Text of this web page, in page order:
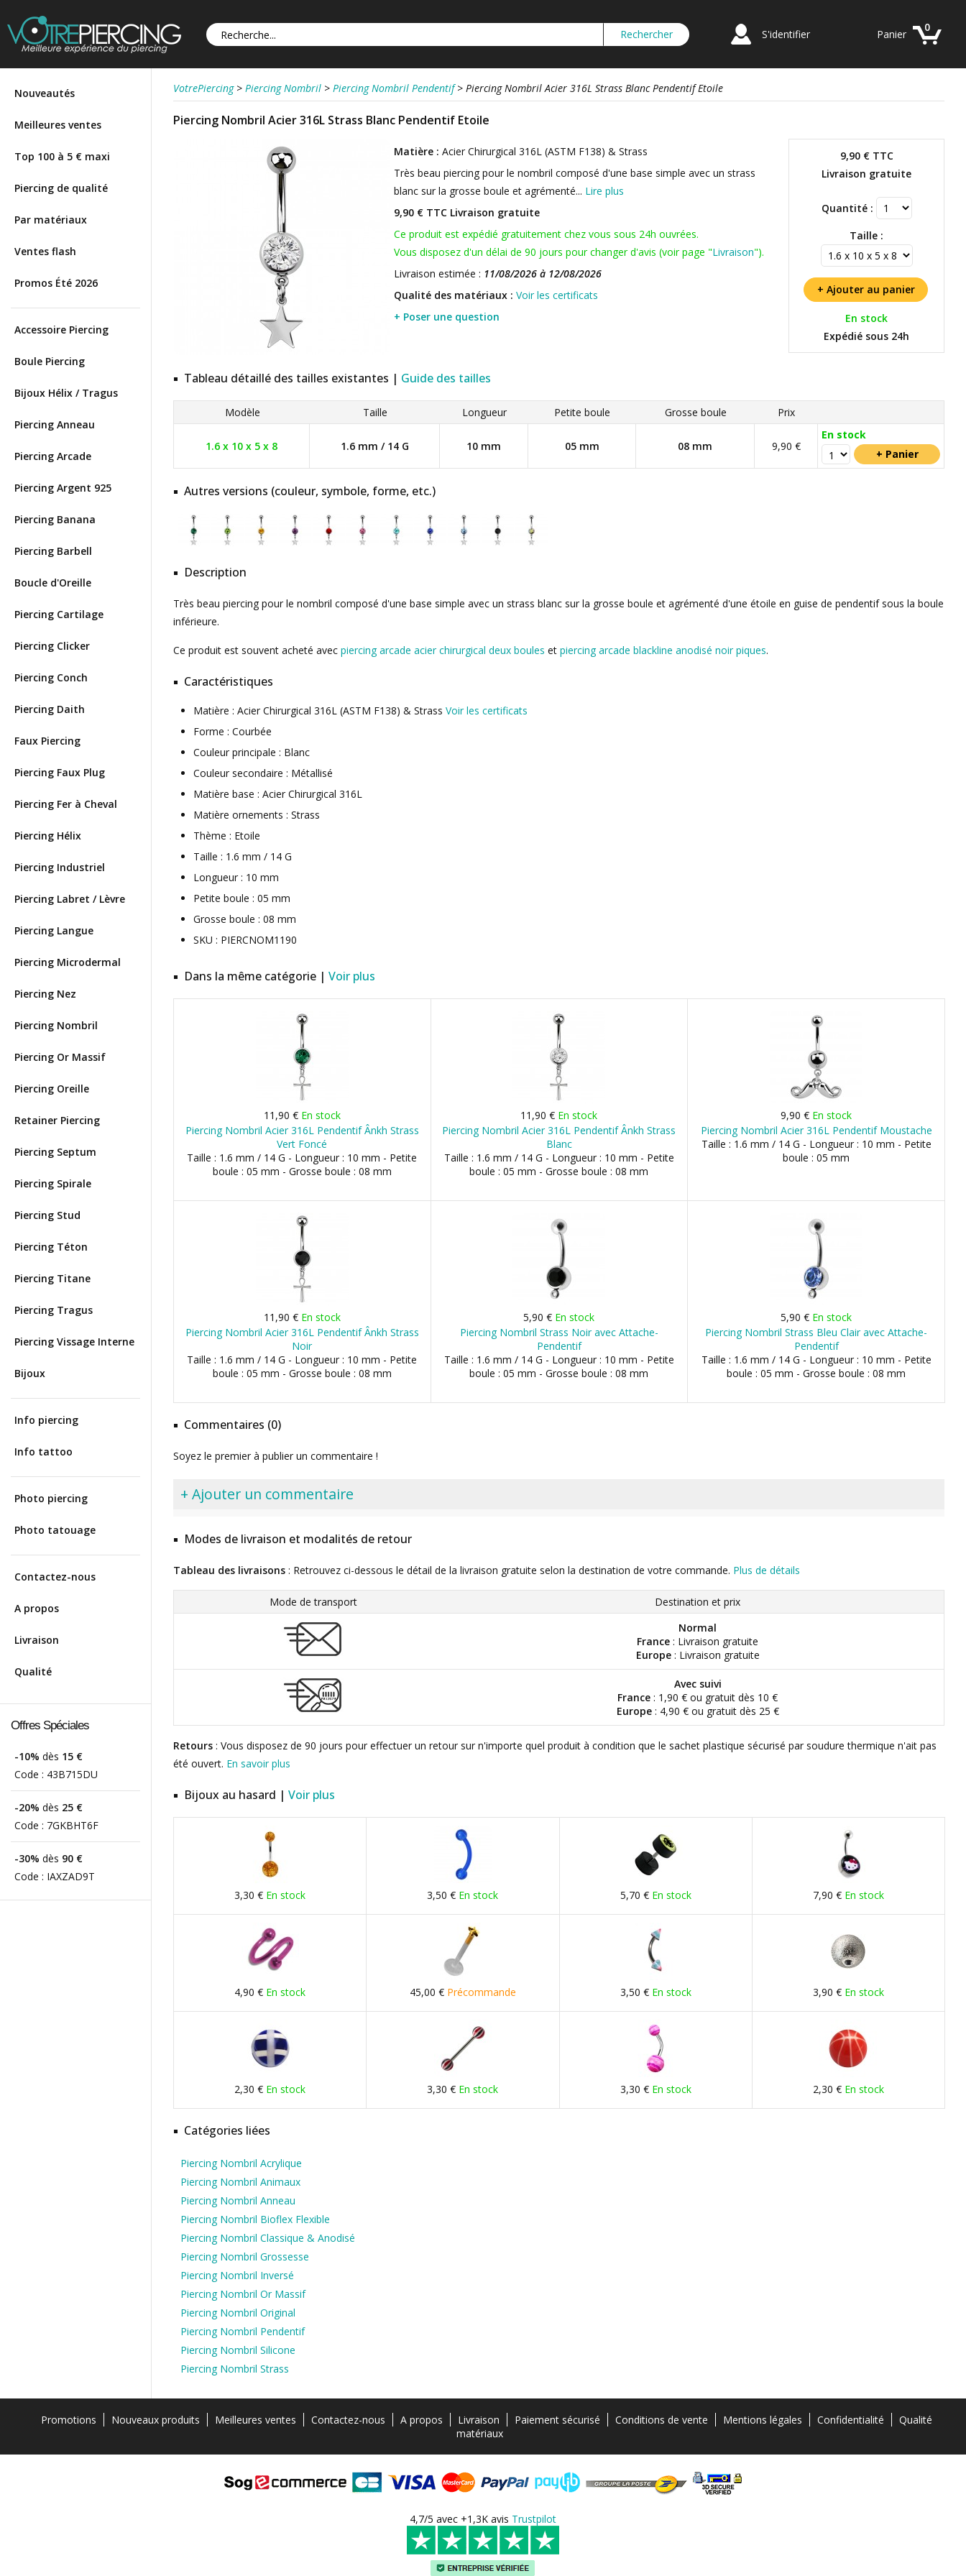
S'identifier
0
Panier
Nouveautés
Meilleures ventes
Top 100 à 5 € maxi
Piercing de qualité
Par matériaux
Ventes flash
Promos Été 2026
Accessoire Piercing
Boule Piercing
Bijoux Hélix / Tragus
Piercing Anneau
Piercing Arcade
Piercing Argent 925
Piercing Banana
Piercing Barbell
Boucle d'Oreille
Piercing Cartilage
Piercing Clicker
Piercing Conch
Piercing Daith
Faux Piercing
Piercing Faux Plug
Piercing Fer à Cheval
Piercing Hélix
Piercing Industriel
Piercing Labret / Lèvre
Piercing Langue
Piercing Microdermal
Piercing Nez
Piercing Nombril
Piercing Or Massif
Piercing Oreille
Retainer Piercing
Piercing Septum
Piercing Spirale
Piercing Stud
Piercing Téton
Piercing Titane
Piercing Tragus
Piercing Vissage Interne
Bijoux
Info piercing
Info tattoo
Photo piercing
Photo tatouage
Contactez-nous
A propos
Livraison
Qualité
Offres Spéciales
-10% dès 15 €
Code : 43B715DU
-20% dès 25 €
Code : 7GKBHT6F
-30% dès 90 €
Code : IAXZAD9T
VotrePiercing > Piercing Nombril > Piercing Nombril Pendentif > Piercing Nombril Acier 316L Strass Blanc Pendentif Etoile
Piercing Nombril Acier 316L Strass Blanc Pendentif Etoile
9,90 €TTC
Livraison gratuite
Quantité :
Taille :
En stock
Expédié sous 24h
Matière : Acier Chirurgical 316L (ASTM F138) & Strass
Très beau piercing pour le nombril composé d'une base simple avec un strass
blanc sur la grosse boule et agrémenté... Lire plus
9,90 € TTC Livraison gratuite
Ce produit est expédié gratuitement chez vous sous 24h ouvrées.
Vous disposez d'un délai de 90 jours pour changer d'avis (voir page "Livraison").
Livraison estimée : 11/08/2026 à 12/08/2026
Qualité des matériaux : Voir les certificats
+ Poser une question
Tableau détaillé des tailles existantes | Guide des tailles
Modèle Taille Longueur Petite boule Grosse boule Prix
1.6 x 10 x 5 x 8 1.6 mm / 14 G 10 mm 05 mm 08 mm 9,90 €
En stock
Autres versions (couleur, symbole, forme, etc.)
Description
Très beau piercing pour le nombril composé d'une base simple avec un strass blanc sur la grosse boule et agrémenté d'une étoile en guise de pendentif sous la boule
inférieure.
Ce produit est souvent acheté avec piercing arcade acier chirurgical deux boules et piercing arcade blackline anodisé noir piques.
Caractéristiques
Matière : Acier Chirurgical 316L (ASTM F138) & Strass Voir les certificats
Forme : Courbée
Couleur principale : Blanc
Couleur secondaire : Métallisé
Matière base : Acier Chirurgical 316L
Matière ornements : Strass
Thème : Etoile
Taille : 1.6 mm / 14 G
Longueur : 10 mm
Petite boule : 05 mm
Grosse boule : 08 mm
SKU : PIERCNOM1190
Dans la même catégorie | Voir plus
11,90 € En stock
Piercing Nombril Acier 316L Pendentif Ânkh Strass
Vert Foncé
Taille : 1.6 mm / 14 G - Longueur : 10 mm - Petite
boule : 05 mm - Grosse boule : 08 mm
11,90 € En stock
Piercing Nombril Acier 316L Pendentif Ânkh Strass
Blanc
Taille : 1.6 mm / 14 G - Longueur : 10 mm - Petite
boule : 05 mm - Grosse boule : 08 mm
9,90 € En stock
Piercing Nombril Acier 316L Pendentif Moustache
Taille : 1.6 mm / 14 G - Longueur : 10 mm - Petite
boule : 05 mm
11,90 € En stock
Piercing Nombril Acier 316L Pendentif Ânkh Strass
Noir
Taille : 1.6 mm / 14 G - Longueur : 10 mm - Petite
boule : 05 mm - Grosse boule : 08 mm
5,90 € En stock
Piercing Nombril Strass Noir avec Attache-
Pendentif
Taille : 1.6 mm / 14 G - Longueur : 10 mm - Petite
boule : 05 mm - Grosse boule : 08 mm
5,90 € En stock
Piercing Nombril Strass Bleu Clair avec Attache-
Pendentif
Taille : 1.6 mm / 14 G - Longueur : 10 mm - Petite
boule : 05 mm - Grosse boule : 08 mm
Commentaires (0)
Soyez le premier à publier un commentaire !
+ Ajouter un commentaire
Modes de livraison et modalités de retour
Tableau des livraisons : Retrouvez ci-dessous le détail de la livraison gratuite selon la destination de votre commande. Plus de détails
Mode de transport
Destination et prix
Normal
France : Livraison gratuite
Europe: Livraison gratuite
Avec suivi
France : 1,90 € ou gratuit dès 10 €
Europe: 4,90 € ou gratuit dès 25 €
Retours : Vous disposez de 90 jours pour effectuer un retour sur n'importe quel produit à condition que le sachet plastique sécurisé par soudure thermique n'ait pas
été ouvert. En savoir plus
Bijoux au hasard | Voir plus
3,30 € En stock 3,50 € En stock 5,70 € En stock 7,90 € En stock
4,90 € En stock 45,00 € Précommande 3,50 € En stock 3,90 € En stock
2,30 € En stock 3,30 € En stock 3,30 € En stock 2,30 € En stock
Catégories liées
Piercing Nombril Acrylique
Piercing Nombril Animaux
Piercing Nombril Anneau
Piercing Nombril Bioflex Flexible
Piercing Nombril Classique & Anodisé
Piercing Nombril Grossesse
Piercing Nombril Inversé
Piercing Nombril Or Massif
Piercing Nombril Original
Piercing Nombril Pendentif
Piercing Nombril Silicone
Piercing Nombril Strass
Promotions Nouveaux produits Meilleures ventes Contactez-nous A propos Livraison Paiement sécurisé Conditions de vente Mentions légales Confidentialité
Qualité
matériaux
4,7/5 avec +1,3K avis Trustpilot